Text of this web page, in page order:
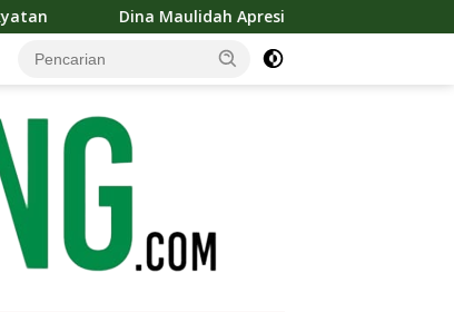
Apresiasi Festival Jajanan Tempo Dulu, Dorong